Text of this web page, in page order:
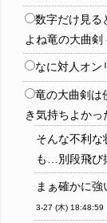
数字だけ見る
よね竜の大曲剣
なに対人オン
竜の大曲剣は
き気持ちよかっ
そんな不利な
も…別段飛び
まぁ確かに
3-27 (木) 18:48:59